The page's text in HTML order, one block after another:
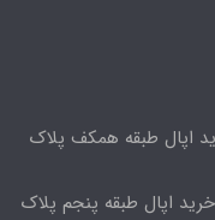
اپال طبقه همکف پلاک
مرکز خرید اپال طبقه پنجم پلاک